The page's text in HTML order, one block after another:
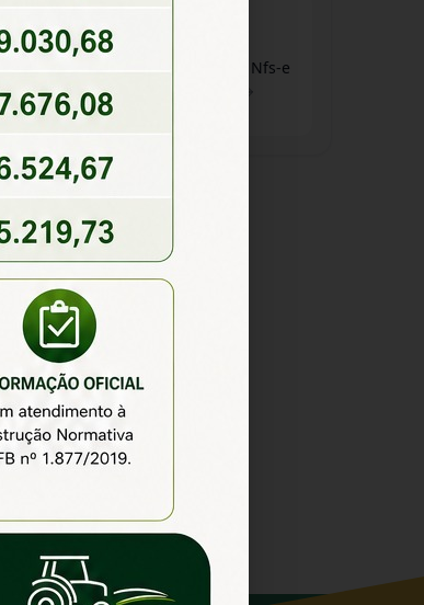
Fiscal
Acessar
Consulta de Nfs-e